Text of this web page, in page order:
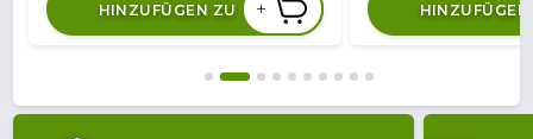
HINZUFÜGEN ZU +